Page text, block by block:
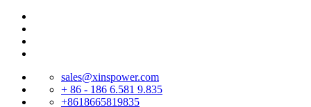
sales@xinspower.com
+ 86 - 186 6.581 9.835
+8618665819835